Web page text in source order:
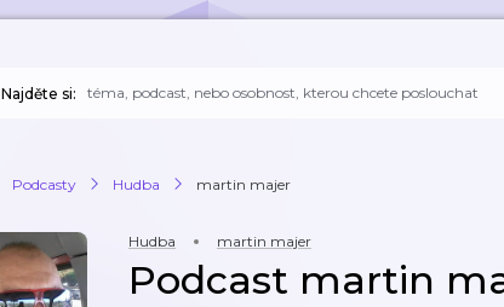
Najděte si:
Podcasty Hudba martin majer
Hudba martin majer
Podcast martin